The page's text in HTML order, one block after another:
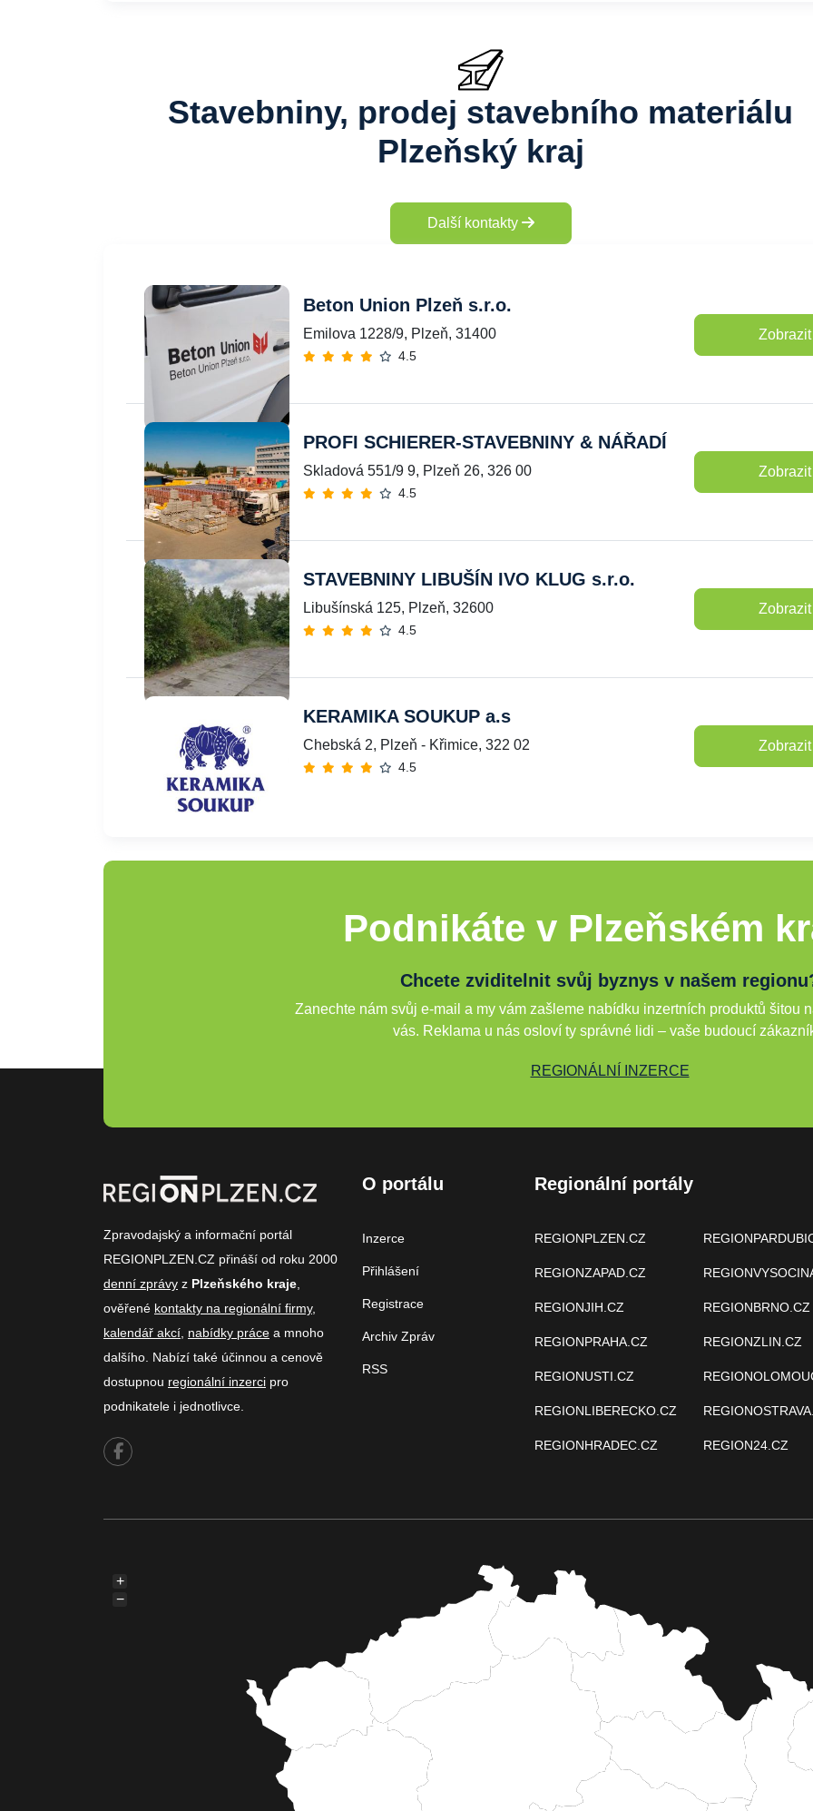
Stavebniny, prodej stavebního materiálu
Plzeňský kraj
Další kontakty
Beton Union Plzeň s.r.o.
Emilova 1228/9, Plzeň, 31400
4.5
Zobrazit
PROFI SCHIERER-STAVEBNINY & NÁŘADÍ
Skladová 551/9 9, Plzeň 26, 326 00
4.5
Zobrazit
STAVEBNINY LIBUŠÍN IVO KLUG s.r.o.
Libušínská 125, Plzeň, 32600
4.5
Zobrazit
KERAMIKA SOUKUP a.s
Chebská 2, Plzeň - Křimice, 322 02
4.5
Zobrazit
Podnikáte v Plzeňském
Chcete zviditelnit svůj byznys v našem
Zanechte nám svůj e-mail a my vám zašleme nabídku inzertních produktů šitou
vás. Reklama u nás osloví ty správné lidi – vaše budoucí
REGIONÁLNÍ INZERCE
Zpravodajský a informační portál
REGIONPLZEN.CZ přináší od roku 2000
denní zprávy z Plzeňského kraje
ověřené kontakty na regionální firmy,
kalendář akcí nabídky práce a mnoho
dalšího. Nabízí také účinnou a cenově
dostupnou regionální inzerci pro
podnikatele i jednotlivce.
O portálu
Inzerce
Přihlášení
Registrace
Archiv Zpráv
RSS
Regionální portály
REGIONPLZEN.CZ
REGIONZAPAD.CZ
REGIONJIH.CZ
REGIONPRAHA.CZ
REGIONUSTI.CZ
REGIONLIBERECKO.CZ
REGIONHRADEC.CZ
REGIONBRNO.CZ
REGIONZLIN.CZ
REGION24.CZ
+
−